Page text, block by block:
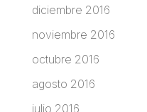
diciembre 2016
noviembre 2016
octubre 2016
agosto 2016
julio 2016